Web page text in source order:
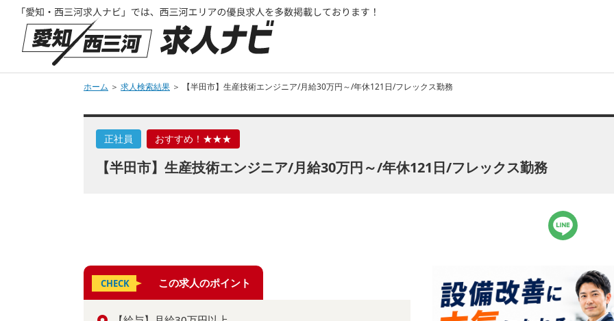
ホーム ＞ 求人検索結果 ＞ 【半田市】生産技術エンジニア/月給30万円～/年休121日/フレックス勤務
正社員 おすすめ！★★★
【半田市】生産技術エンジニア/月給30万円～/年休121日/フレックス勤務
CHECK この求人のポイント